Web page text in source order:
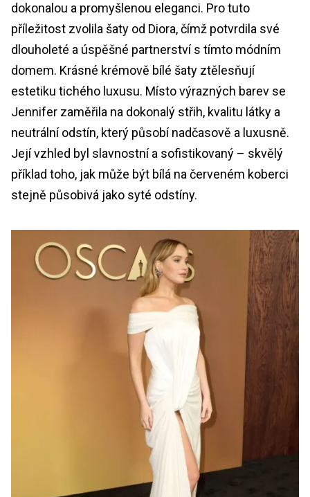
dokonalou a promyšlenou eleganci. Pro tuto
příležitost zvolila šaty od Diora, čímž potvrdila své
dlouholeté a úspěšné partnerství s tímto módním
domem. Krásné krémově bílé šaty ztělesňují
estetiku tichého luxusu. Místo výrazných barev se
Jennifer zaměřila na dokonalý střih, kvalitu látky a
neutrální odstín, který působí nadčasově a luxusně.
Její vzhled byl slavnostní a sofistikovaný – skvělý
příklad toho, jak může být bílá na červeném koberci
stejně působivá jako syté odstíny.